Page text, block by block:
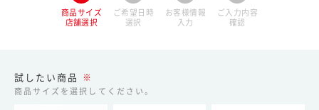
商品サイズ
店舗選択
ご希望日時
選択
お客様情報
入力
ご入力内容
確認
試したい商品 ※
商品サイズを選択してください。